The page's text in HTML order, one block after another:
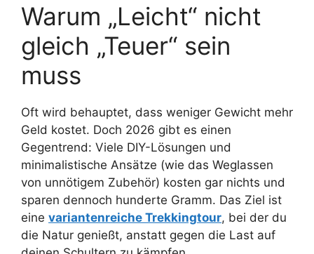
Warum „Leicht“ nicht
gleich „Teuer“ sein
muss
Oft wird behauptet, dass weniger Gewicht mehr
Geld kostet. Doch 2026 gibt es einen
Gegentrend: Viele DIY-Lösungen und
minimalistische Ansätze (wie das Weglassen
von unnötigem Zubehör) kosten gar nichts und
sparen dennoch hunderte Gramm. Das Ziel ist
eine variantenreiche Trekkingtour, bei der du
die Natur genießt, anstatt gegen die Last auf